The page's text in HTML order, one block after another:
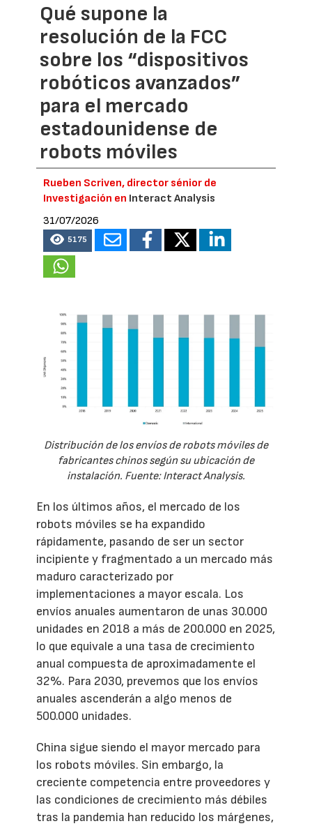
Qué supone la
resolución de la FCC
sobre los “dispositivos
robóticos avanzados”
para el mercado
estadounidense de
robots móviles
Rueben Scriven, director sénior de
Investigación en Interact Analysis
31/07/2026
5175
Distribución de los envíos de robots móviles de
fabricantes chinos según su ubicación de
instalación. Fuente: Interact Analysis.
En los últimos años, el mercado de los
robots móviles se ha expandido
rápidamente, pasando de ser un sector
incipiente y fragmentado a un mercado más
maduro caracterizado por
implementaciones a mayor escala. Los
envíos anuales aumentaron de unas 30.000
unidades en 2018 a más de 200.000 en 2025,
lo que equivale a una tasa de crecimiento
anual compuesta de aproximadamente el
32%. Para 2030, prevemos que los envíos
anuales ascenderán a algo menos de
500.000 unidades.
China sigue siendo el mayor mercado para
los robots móviles. Sin embargo, la
creciente competencia entre proveedores y
las condiciones de crecimiento más débiles
tras la pandemia han reducido los márgenes,